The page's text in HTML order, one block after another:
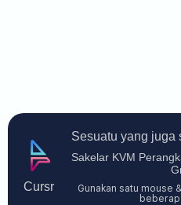
Cursr
Sesuatu yang juga
Sakelar KVM
Gunakan satu mouse